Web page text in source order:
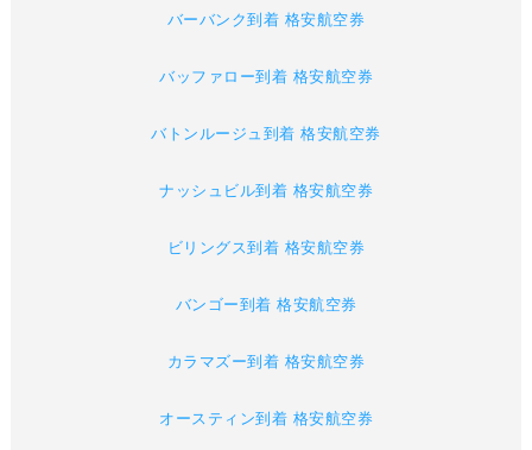
バーバンク到着 格安航空券
バッファロー到着 格安航空券
バトンルージュ到着 格安航空券
ナッシュビル到着 格安航空券
ビリングス到着 格安航空券
バンゴー到着 格安航空券
カラマズー到着 格安航空券
オースティン到着 格安航空券